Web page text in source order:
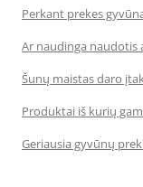
Perkant prekes
Ar naudinga naudotis
Šunų maistas daro
Produktai iš kurių
Geriausia gyvūnų